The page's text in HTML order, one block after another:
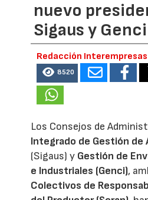
nuevo
Sigaus y Genci
Redacción Interempresas
8520
Los Consejos de
Integrado de Gestión de
(Sigaus) y Gestión de
e Industriales (Genci),
Colectivos de